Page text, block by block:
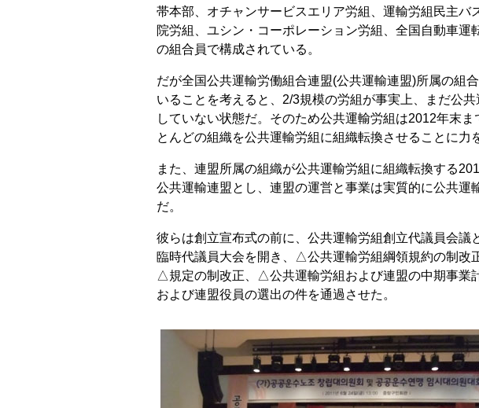
帯本部、オチャンサービスエリア労組、運輸労組民主バ
院労組、ユシン・コーポレーション労組、全国自動車運
の組合員で構成されている。
だが全国公共運輸労働組合連盟(公共運輸連盟)所属の組
いることを考えると、2/3規模の労組が事実上、まだ公
していない状態だ。そのため公共運輸労組は2012年末
とんどの組織を公共運輸労組に組織転換させることに力
また、連盟所属の組織が公共運輸労組に組織転換する
公共運輸連盟とし、連盟の運営と事業は実質的に公共運
だ。
彼らは創立宣布式の前に、公共運輸労組創立代議員会議
臨時代議員大会を開き、△公共運輸労組綱領規約の制改
△規定の制改正、△公共運輸労組および連盟の中期事業
および連盟役員の選出の件を通過させた。